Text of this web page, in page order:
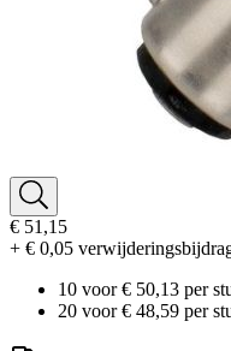
€ 51,15
+ € 0,05
10 voor€ 50,13 per
20 voor€ 48,59 per